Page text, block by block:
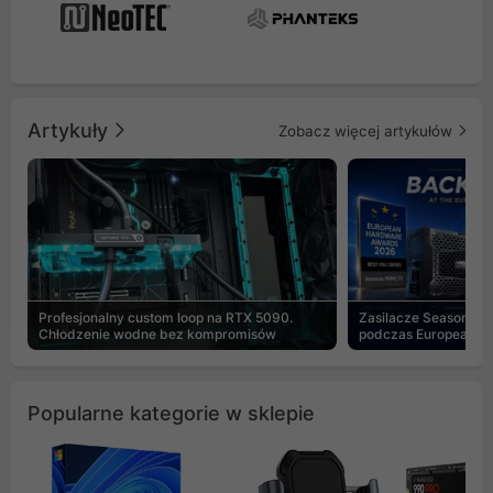
Artykuły Zobacz więcej artykułów
Profesjonalny custom loop na RTX 5090.
Chłodzenie wodne bez kompromisów
Zasilacze Seasonic
podczas European
Popularne kategorie w sklepie